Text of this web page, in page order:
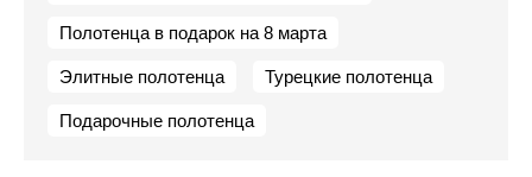
Полотенца в подарок на 8 марта
Элитные полотенца Турецкие полотенца
Подарочные полотенца